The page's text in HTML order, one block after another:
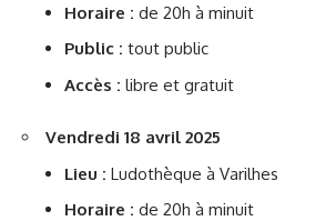
Horaire : de 20h à minuit
Public : tout public
Accès : libre et gratuit
Vendredi 18 avril 2025
Lieu : Ludothèque à Varilhes
Horaire : de 20h à minuit